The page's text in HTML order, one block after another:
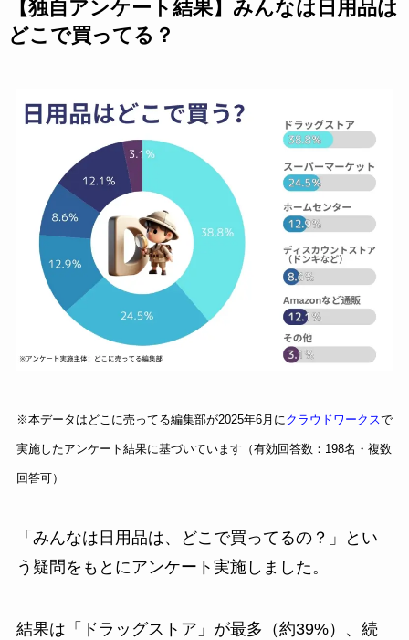
【独自アンケート結果】みんなは日用品は
どこで買ってる？
※本データはどこに売ってる編集部が2025年6月にクラウドワークスで
実施したアンケート結果に基づいています（有効回答数：198名・複数
回答可）
「みんなは日用品は、どこで買ってるの？」とい
う疑問をもとにアンケート実施しました。
結果は「ドラッグストア」が最多（約39%）、続